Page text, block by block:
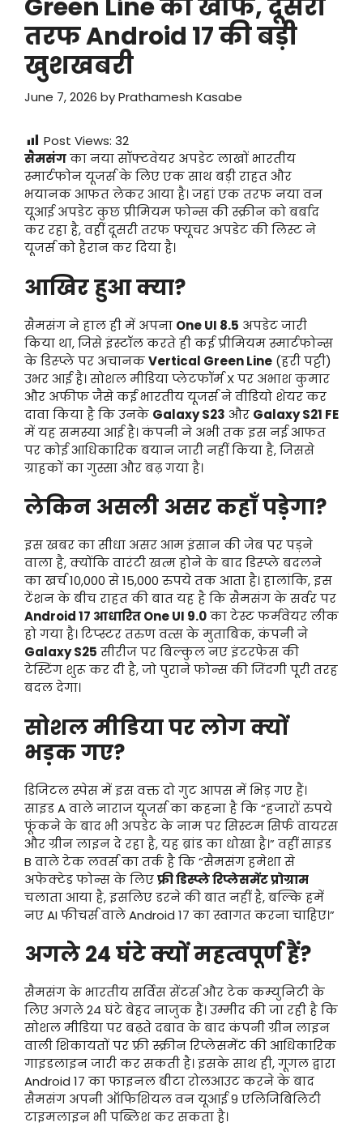
Green Line का खौफ, दूसरी
तरफ Android 17 की बड़ी
खुशखबरी
June 7, 2026 byPrathamesh Kasabe
Post Views: 32
सैमसंगका नया सॉफ्टवेयर अपडेट लाखों भारतीय
स्मार्टफोन यूजर्स के लिए एक साथ बड़ी राहत और
भयानक आफत लेकर आया है। जहां एक तरफ नया वन
यूआई अपडेट कुछ प्रीमियम फोन्स की स्क्रीन को बर्बाद
कर रहा है, वहीं दूसरी तरफ फ्यूचर अपडेट की लिस्ट ने
यूजर्स को हैरान कर दिया है।
आखिर हुआ क्या?
सैमसंग ने हाल ही में अपना One UI 8.5 अपडेट जारी
किया था, जिसे इंस्टॉल करते ही कई प्रीमियम स्मार्टफोन्स
के डिस्प्ले पर अचानकVertical Green Line (हरी पट्टी)
उभर आई है। सोशल मीडिया प्लेटफॉर्म X पर अभाश कुमार
और अफीफ जैसे कई भारतीय यूजर्स ने वीडियो शेयर कर
दावा किया है कि उनके Galaxy S23 और Galaxy S21 FE
में यह समस्या आई है। कंपनी ने अभी तक इस नई आफत
पर कोई आधिकारिक बयान जारी नहीं किया है, जिससे
ग्राहकों का गुस्सा और बढ़ गया है।
लेकिन असली असर कहाँ पड़ेगा?
इस खबर का सीधा असर आम इंसान की जेब पर पड़ने
वाला है, क्योंकि वारंटी खत्म होने के बाद डिस्प्ले बदलने
का खर्च 10,000 से 15,000 रुपये तक आता है। हालांकि, इस
टेंशन के बीच राहत की बात यह है कि सैमसंग के सर्वर पर
Android 17 आधारित One UI 9.0का टेस्ट फर्मवेयर लीक
हो गया है। टिप्स्टर तरुण वत्स के मुताबिक, कंपनी ने
Galaxy S25 सीरीज पर बिल्कुल नए इंटरफेस की
टेस्टिंग शुरू कर दी है, जो पुराने फोन्स की जिंदगी पूरी तरह
बदल देगा।
सोशल मीडिया पर लोग क्यों
भड़क गए?
डिजिटल स्पेस में इस वक्त दो गुट आपस में भिड़ गए हैं।
साइड A वाले नाराज यूजर्स का कहना है कि “हजारों रुपये
फूंकने के बाद भी अपडेट के नाम पर सिस्टम सिर्फ वायरस
और ग्रीन लाइन दे रहा है, यह ब्रांड का धोखा है।” वहीं साइड
B वाले टेक लवर्स का तर्क है कि “सैमसंग हमेशा से
अफेक्टेड फोन्स के लिएफ्री डिस्प्ले रिप्लेसमेंट प्रोग्राम
चलाता आया है, इसलिए डरने की बात नहीं है, बल्कि हमें
नए AI फीचर्स वाले Android 17 का स्वागत करना चाहिए।”
अगले 24 घंटे क्यों महत्वपूर्ण हैं?
सैमसंग के भारतीय सर्विस सेंटर्स और टेक कम्युनिटी के
लिए अगले 24 घंटे बेहद नाजुक हैं। उम्मीद की जा रही है कि
सोशल मीडिया पर बढ़ते दबाव के बाद कंपनी ग्रीन लाइन
वाली शिकायतों पर फ्री स्क्रीन रिप्लेसमेंट की आधिकारिक
गाइडलाइन जारी कर सकती है। इसके साथ ही, गूगल द्वारा
Android 17 का फाइनल बीटा रोलआउट करने के बाद
सैमसंग अपनी ऑफिशियल वन यूआई 9 एलिजिबिलिटी
टाइमलाइन भी पब्लिश कर सकता है।